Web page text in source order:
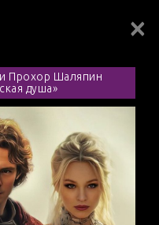
×
Прохор Шаляпин
душа»